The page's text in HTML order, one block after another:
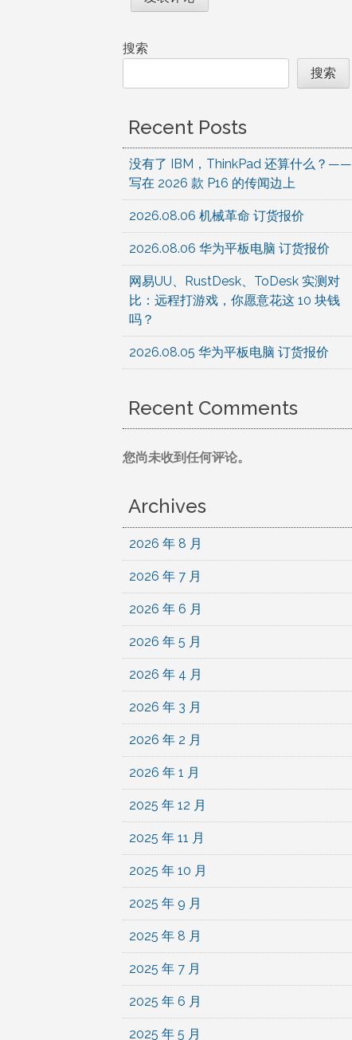
搜索
搜索
Recent Posts
没有了 IBM，ThinkPad 还算什么？——
写在 2026 款 P16 的传闻边上
2026.08.06 机械革命 订货报价
2026.08.06 华为平板电脑 订货报价
网易UU、RustDesk、ToDesk 实测对
比：远程打游戏，你愿意花这 10 块钱
吗？
2026.08.05 华为平板电脑 订货报价
Recent Comments
您尚未收到任何评论。
Archives
2026 年 8 月
2026 年 7 月
2026 年 6 月
2026 年 5 月
2026 年 4 月
2026 年 3 月
2026 年 2 月
2026 年 1 月
2025 年 12 月
2025 年 11 月
2025 年 10 月
2025 年 9 月
2025 年 8 月
2025 年 7 月
2025 年 6 月
2025 年 5 月